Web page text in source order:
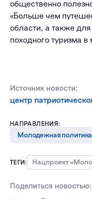
общественно
«Больше чем
области, а также
походного туризма
Источник новости:
центр
НАПРАВЛЕНИЯ:
Молодежная политика
ТЕГИ: Нацпроект
Поделиться новостью: